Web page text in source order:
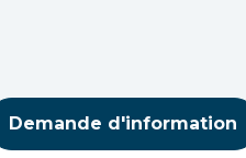
Demande d'information